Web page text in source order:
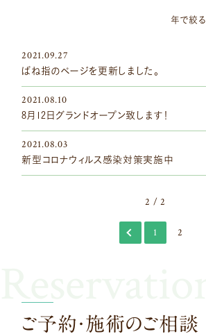
年で絞る
2021.09.27
ばね指のページを更新しました。
2021.08.10
8月12日グランドオープン致します！
2021.08.03
新型コロナウィルス感染対策実施中
2 / 2
1 2
ご予約・施術のご相談
Reservation